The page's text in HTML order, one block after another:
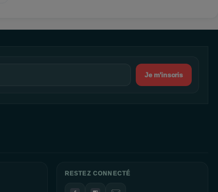
Je m'inscris
RESTEZ CONNECTÉ